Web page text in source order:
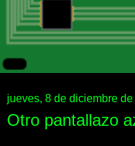
jueves, 8 de diciembre
Otro pantallazo